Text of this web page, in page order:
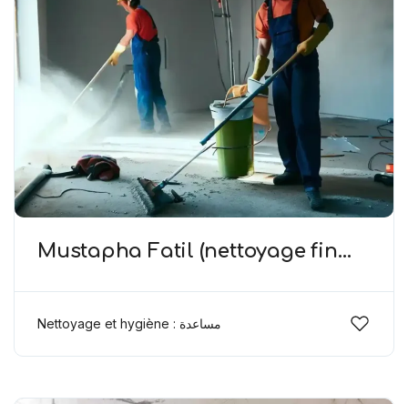
Mustapha Fatil (nettoyage fin
Nettoyage et hygiène : مساعدة